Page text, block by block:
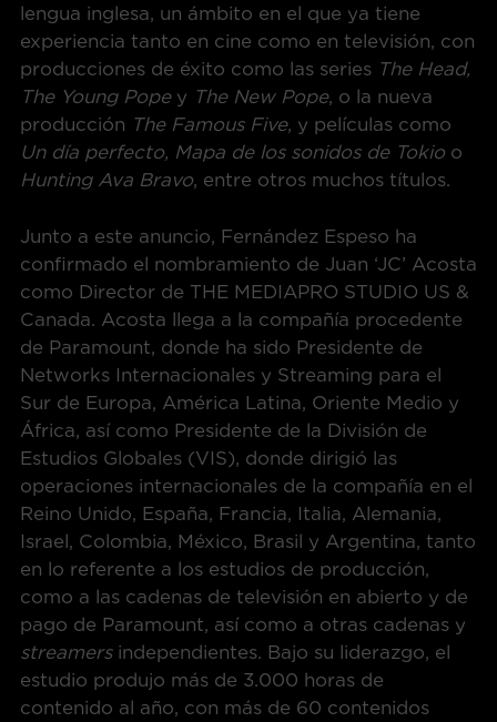
lengua inglesa, un ámbito en el que ya tiene
experiencia tanto en cine como en televisión, con
producciones de éxito como las series The Head,
The Young Popey The New Pope, o la nueva
producción The Famous Five, y películas como
Un día perfecto, Mapa de los sonidos de Tokioo
Hunting Ava Bravo, entre otros muchos títulos.
Junto a este anuncio, Fernández Espeso ha
confirmado el nombramiento de Juan ‘JC’ Acosta
como Director de THE MEDIAPRO STUDIO US &
Canada. Acosta llega a la compañía procedente
de Paramount, donde ha sido Presidente de
Networks Internacionales y Streaming para el
Sur de Europa, América Latina, Oriente Medio y
África, así como Presidente de la División de
Estudios Globales (VIS), donde dirigió las
operaciones internacionales de la compañía en el
Reino Unido, España, Francia, Italia, Alemania,
Israel, Colombia, México, Brasil y Argentina, tanto
en lo referente a los estudios de producción,
como a las cadenas de televisión en abierto y de
pago de Paramount, así como a otras cadenas y
streamersindependientes. Bajo su liderazgo, el
estudio produjo más de 3.000 horas de
contenido al año, con más de 60 contenidos